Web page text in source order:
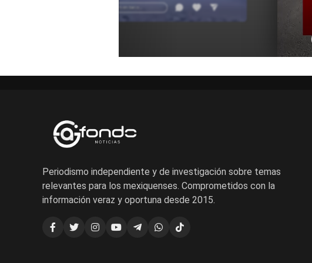
Periodismo independiente y de investigación sobre temas
relevantes para los mexiquenses. Comprometidos con la
información veraz y oportuna desde 2015.